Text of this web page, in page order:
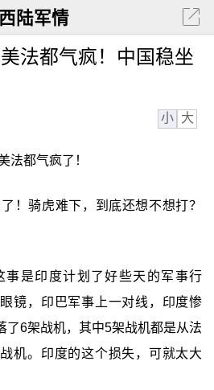
西陆军情
法都气疯！中国稳坐
小 大
法都气疯了！
！骑虎难下，到底还想不想打？
事是印度计划了好些天的军事行
镜，印巴军事上一对线，印度惨
了6架战机，其中5架战机都是从法
机。印度的这个损失，可就太大